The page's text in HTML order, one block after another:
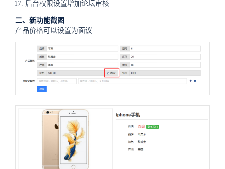
后台权限设置增加论坛审核
二、新功能截图
产品价格可以设置为面议